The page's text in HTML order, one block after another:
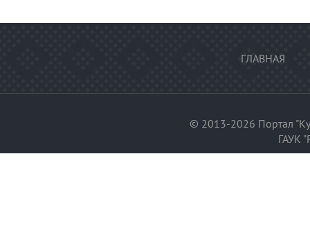
ГЛАВНАЯ
© 2013-2026 Портал
ГАУК